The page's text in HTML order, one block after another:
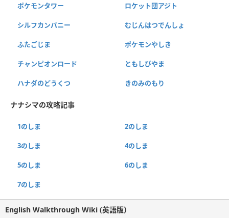
ポケモンタワー ロケット団アジト
シルフカンパニー むじんはつでんしょ
ふたごじま ポケモンやしき
チャンピオンロード ともしびやま
ハナダのどうくつ きのみのもり
ナナシマの攻略記事
1のしま 2のしま
3のしま 4のしま
5のしま 6のしま
7のしま
English Walkthrough Wiki (英語版）